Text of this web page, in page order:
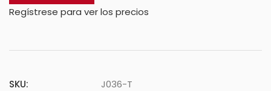
Regístrese para ver los precios
SKU:
J036-T